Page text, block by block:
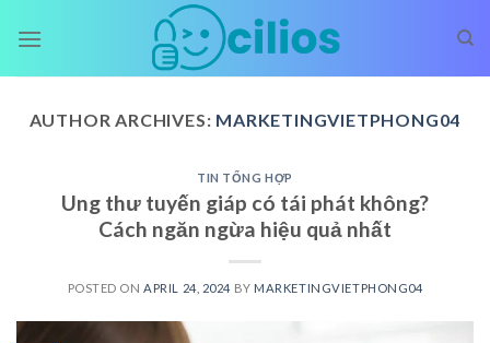
AUTHOR ARCHIVES: MARKETINGVIETPHONG04
TIN TỔNG HỢP
Ung thư tuyến giáp có tái phát không?
Cách ngăn ngừa hiệu quả nhất
POSTED ON APRIL 24, 2024 BY MARKETINGVIETPHONG04